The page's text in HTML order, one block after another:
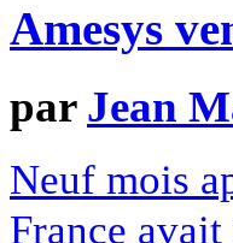
Amesys
par Jean
Neuf mois
France